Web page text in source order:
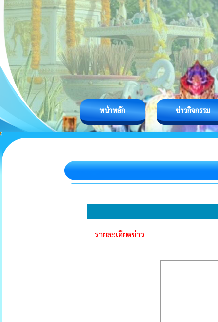
หน้าหลัก ข่าวกิจกรรม
รายละเอียดข่าว